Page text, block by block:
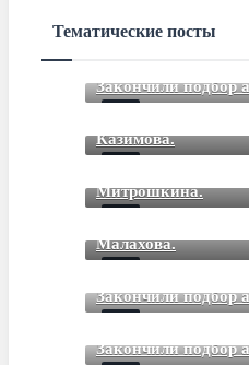
Тематические посты
Закончили подбор
Казимова.
Митрошкина.
Малахова.
Закончили подбор
Закончили подбор